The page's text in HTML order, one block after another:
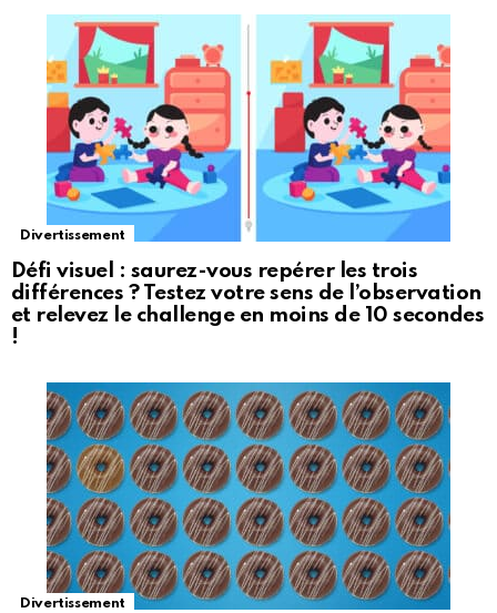
Divertissement
Défi visuel : saurez-vous repérer les trois
différences ? Testez votre sens de l’observation
et relevez le challenge en moins de 10 secondes
!
Divertissement